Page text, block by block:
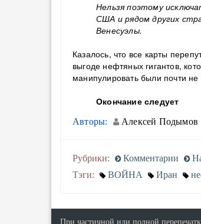
Нельзя поэтому
США и рядом других
Венесуэлы.
Казалось, что все карты
выгоде нефтяных гигантов,
манипулировать были почти не
Окончание следует
Авторы: Алексей Подымов
Рубрики: Комментарии
Тэги:
ВОЙНА Иран
При частичной или полной